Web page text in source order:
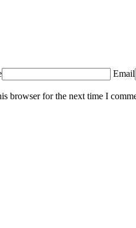
Email
browser for the next time I